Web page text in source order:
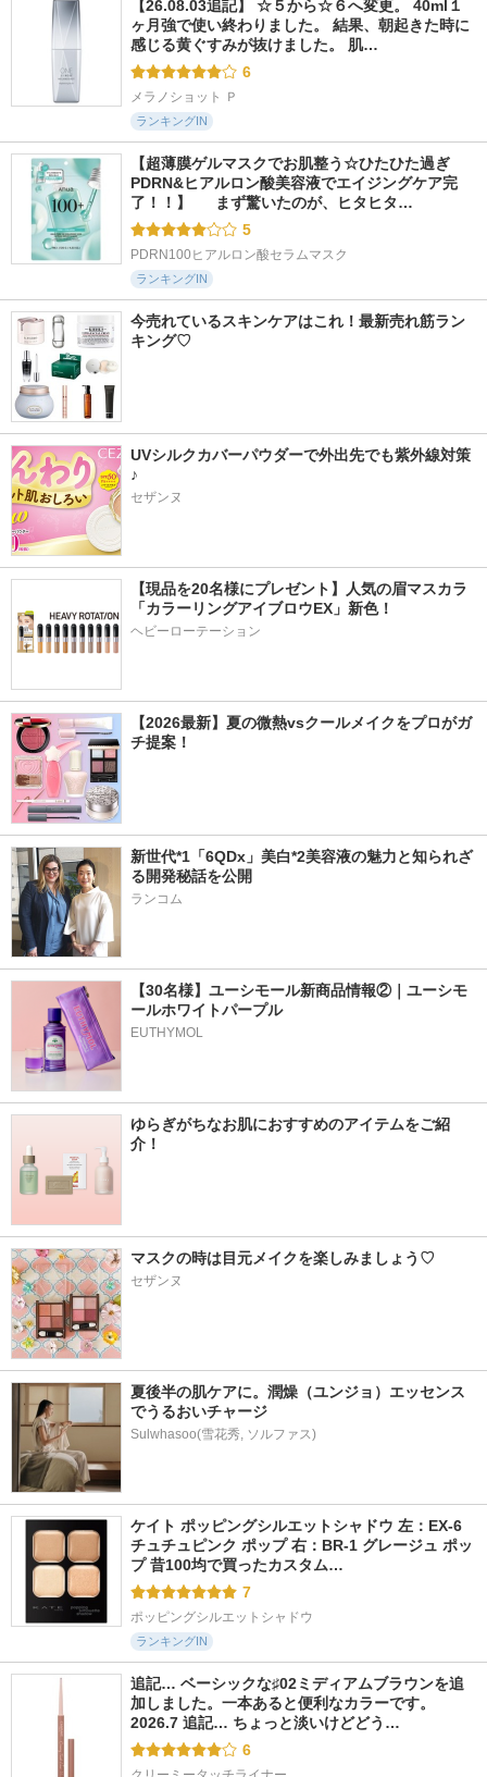
【26.08.03追記】 ☆５から☆６へ変更。 40ml１
ヶ月強で使い終わりました。 結果、朝起きた時に
感じる黄ぐすみが抜けました。 肌…
6
メラノショット Ｐ
ランキングIN
【超薄膜ゲルマスクでお肌整う☆ひたひた過ぎ
PDRN&ヒアルロン酸美容液でエイジングケア完
了！！】  　まず驚いたのが、ヒタヒタ…
5
PDRN100ヒアルロン酸セラムマスク
ランキングIN
今売れているスキンケアはこれ！最新売れ筋ラン
キング♡
UVシルクカバーパウダーで外出先でも紫外線対策
♪
セザンヌ
【現品を20名様にプレゼント】人気の眉マスカラ
「カラーリングアイブロウEX」新色！
ヘビーローテーション
【2026最新】夏の微熱vsクールメイクをプロがガ
チ提案！
新世代*1「6QDx」美白*2美容液の魅力と知られざ
る開発秘話を公開
ランコム
【30名様】ユーシモール新商品情報②｜ユーシモ
ールホワイトパープル
EUTHYMOL
ゆらぎがちなお肌におすすめのアイテムをご紹
介！
マスクの時は目元メイクを楽しみましょう♡
セザンヌ
夏後半の肌ケアに。潤燥（ユンジョ）エッセンス
でうるおいチャージ
Sulwhasoo(雪花秀, ソルファス)
ケイト ポッピングシルエットシャドウ 左：EX-6
チュチュピンク ポップ 右：BR-1 グレージュ ポッ
プ 昔100均で買ったカスタム…
7
ポッピングシルエットシャドウ
ランキングIN
追記… ベーシックな♯02ミディアムブラウンを追
加しました。一本あると便利なカラーです。
2026.7 追記… ちょっと淡いけどどう…
6